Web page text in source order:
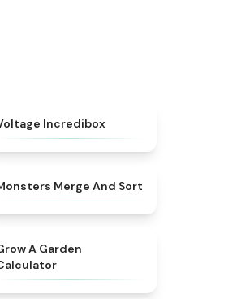
Incredibox
★ 4.7
Merge And Sort
A Garden